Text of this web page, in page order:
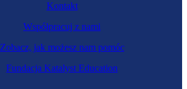
Kontakt
Współpracuj z nami
Zobacz, jak możesz nam pomóc
Fundacja Katalyst Education